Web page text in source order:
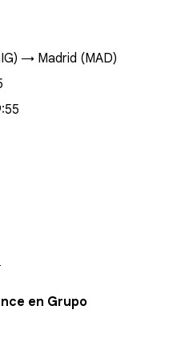
→ Madrid (MAD)
en Grupo